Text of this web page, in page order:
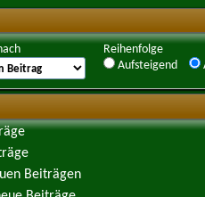
Reihenfolge
Aufsteigend
Beiträgen